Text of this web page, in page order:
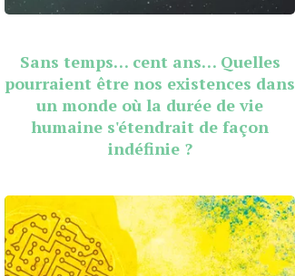
Sans temps… cent ans… Quelles
pourraient être nos existences dans
un monde où la durée de vie
humaine s'étendrait de façon
indéfinie ?